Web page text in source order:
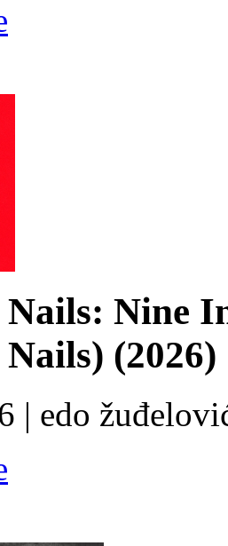
Nine
(2026)
| edo